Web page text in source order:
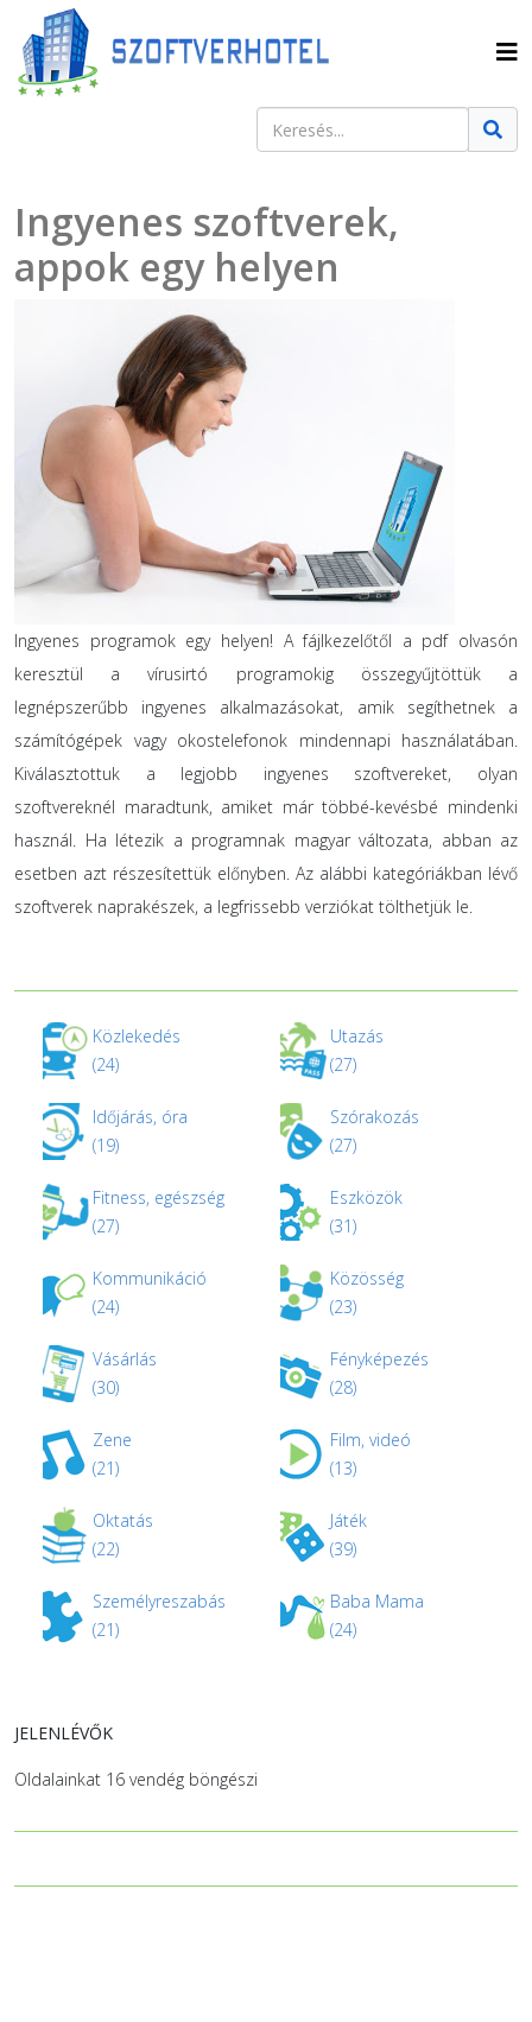
Keresés
Ingyenes szoftverek,
appok egy helyen
Ingyenes programok egy helyen! A fájlkezelőtől a pdf olvasón
keresztül a vírusirtó programokig összegyűjtöttük a
legnépszerűbb ingyenes alkalmazásokat, amik segíthetnek a
számítógépek vagy okostelefonok mindennapi használatában.
Kiválasztottuk a legjobb ingyenes szoftvereket, olyan
szoftvereknél maradtunk, amiket már többé-kevésbé mindenki
használ. Ha létezik a programnak magyar változata, abban az
esetben azt részesítettük előnyben. Az alábbi kategóriákban lévő
szoftverek naprakészek, a legfrissebb verziókat tölthetjük le.
Közlekedés
(24)
Utazás
(27)
Időjárás, óra
(19)
Szórakozás
(27)
Fitness, egészség
(27)
Eszközök
(31)
Kommunikáció
(24)
Közösség
(23)
Vásárlás
(30)
Fényképezés
(28)
Zene
(21)
Film, videó
(13)
Oktatás
(22)
Játék
(39)
Személyreszabás
(21)
Baba Mama
(24)
JELENLÉVŐK
Oldalainkat 16 vendég böngészi